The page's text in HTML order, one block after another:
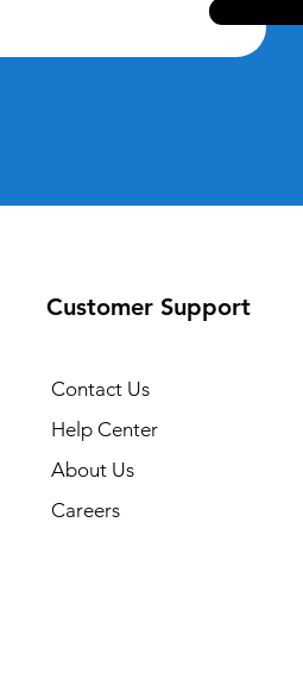
Customer Support
Contact Us
Help Center
About Us
Careers